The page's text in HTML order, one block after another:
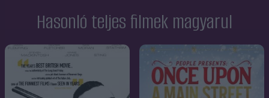
Hasonló teljes filmek magyarul